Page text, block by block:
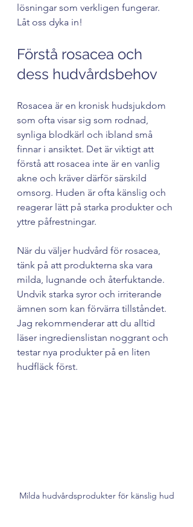
lösningar som verkligen fungerar.
Låt oss dyka in!
Förstå rosacea och
dess hudvårdsbehov
Rosacea är en kronisk hudsjukdom
som ofta visar sig som rodnad,
synliga blodkärl och ibland små
finnar i ansiktet. Det är viktigt att
förstå att rosacea inte är en vanlig
akne och kräver därför särskild
omsorg. Huden är ofta känslig och
reagerar lätt på starka produkter och
yttre påfrestningar.
När du väljer hudvård för rosacea,
tänk på att produkterna ska vara
milda, lugnande och återfuktande.
Undvik starka syror och irriterande
ämnen som kan förvärra tillståndet.
Jag rekommenderar att du alltid
läser ingredienslistan noggrant och
testar nya produkter på en liten
hudfläck först.
Milda hudvårdsprodukter för känslig hud